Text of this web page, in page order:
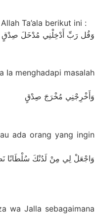
Ta’ala berikut ini :
وَقُل رَبِّ أَدْخِلْنِي مُدْخَلَ صِدْقٍ
Ia menghadapi masalah
وَأَخْرِجْنِي مُخْرَجَ صِدْقٍ
ada orang yang ingin
وَاجْعَلْ لِي مِنْ لَدُنْكَ سُلْطَانًا
wa Jalla sebagaimana